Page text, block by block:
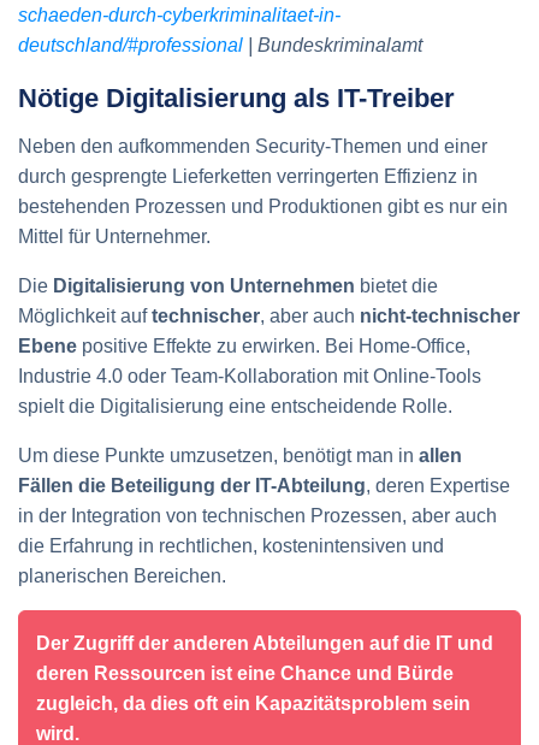
schaeden-durch-cyberkriminalitaet-in-
deutschland/#professional | Bundeskriminalamt
Nötige Digitalisierung als IT-Treiber
Neben den aufkommenden Security-Themen und einer
durch gesprengte Lieferketten verringerten Effizienz in
bestehenden Prozessen und Produktionen gibt es nur ein
Mittel für Unternehmer.
Die Digitalisierung von Unternehmen bietet die
Möglichkeit auftechnischer, aber auch nicht-technischer
Ebene positive Effekte zu erwirken. Bei Home-Office,
Industrie 4.0 oder Team-Kollaboration mit Online-Tools
spielt die Digitalisierung eine entscheidende Rolle.
Um diese Punkte umzusetzen, benötigt man in allen
Fällen die Beteiligung der IT-Abteilung, deren Expertise
in der Integration von technischen Prozessen, aber auch
die Erfahrung in rechtlichen, kostenintensiven und
planerischen Bereichen.
Der Zugriff der anderen Abteilungen auf die IT und
deren Ressourcen ist eine Chance und Bürde
zugleich, da dies oft ein Kapazitätsproblem sein
wird.